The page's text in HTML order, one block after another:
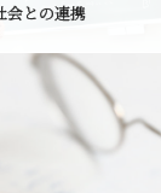
会との連携